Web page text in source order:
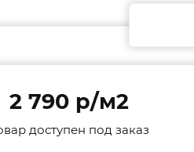
2 790 p/м2
доступен под заказ